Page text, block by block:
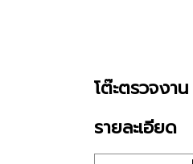
โต๊ะตรวจง
รายละเอียด